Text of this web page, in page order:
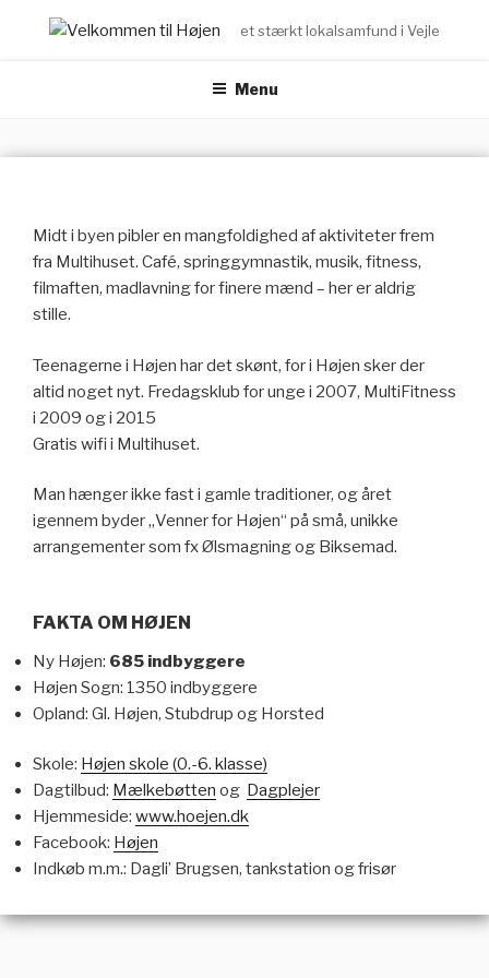
et stærkt lokalsamfund i Vejle
Menu
Midt i byen pibler en mangfoldighed af aktiviteter frem
fra Multihuset. Café, springgymnastik, musik, fitness,
filmaften, madlavning for finere mænd – her er aldrig
stille.
Teenagerne i Højen har det skønt, for i Højen sker der
altid noget nyt. Fredagsklub for unge i 2007, MultiFitness
i 2009 og i 2015
Gratis wifi i Multihuset.
Man hænger ikke fast i gamle traditioner, og året
igennem byder „Venner for Højen“ på små, unikke
arrangementer som fx Ølsmagning og Biksemad.
FAKTA OM HØJEN
Ny Højen: 685 indbyggere
Højen Sogn: 1350 indbyggere
Opland: Gl. Højen, Stubdrup og Horsted
Skole: Højen skole (0.-6. klasse)
Dagtilbud: Mælkebøtten og Dagplejer
Hjemmeside: www.hoejen.dk
Facebook: Højen
Indkøb m.m.: Dagli’ Brugsen, tankstation og frisør